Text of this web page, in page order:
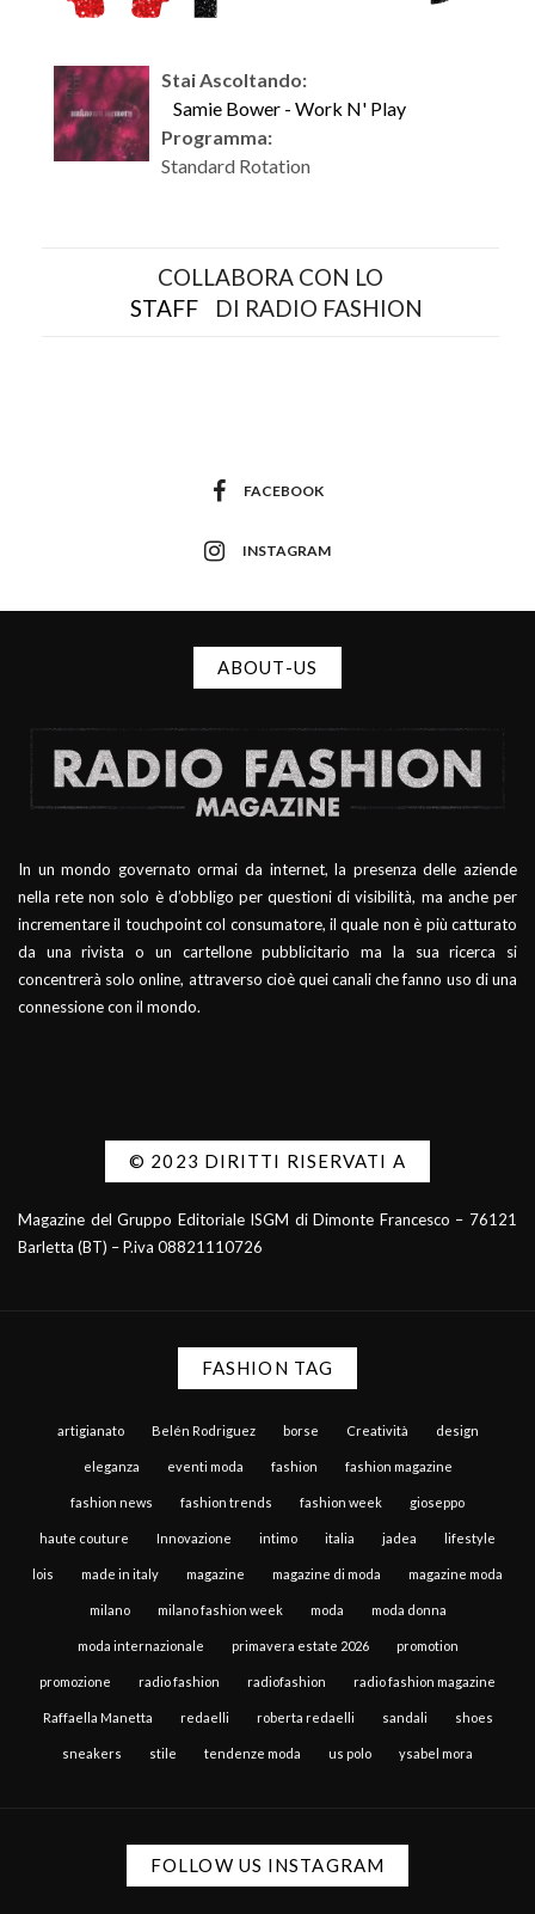
Stai Ascoltando:
Samie Bower - Work N' Play
Programma:
Standard Rotation
COLLABORA CON LO
STAFF
DI RADIO FASHION
FACEBOOK
INSTAGRAM
ABOUT-US
In un mondo governato ormai da internet, la presenza delle aziende
nella rete non solo è d’obbligo per questioni di visibilità, ma anche per
incrementare il touchpoint col consumatore, il quale non è più catturato
da una rivista o un cartellone pubblicitario ma la sua ricerca si
concentrerà solo online, attraverso cioè quei canali che fanno uso di una
connessione con il mondo.
© 2023 DIRITTI RISERVATI A
Magazine del Gruppo Editoriale ISGM di Dimonte Francesco – 76121
Barletta (BT) – P.iva 08821110726
FASHION TAG
artigianato Belén Rodriguez borse Creatività design
eleganza eventi moda fashion fashion magazine
fashion news fashion trends fashion week gioseppo
haute couture Innovazione intimo italia jadea lifestyle
lois made in italy magazine magazine di moda magazine moda
milano milano fashion week moda moda donna
moda internazionale primavera estate 2026 promotion
promozione radio fashion radiofashion radio fashion magazine
Raffaella Manetta redaelli roberta redaelli sandali shoes
sneakers stile tendenze moda us polo ysabel mora
FOLLOW US INSTAGRAM